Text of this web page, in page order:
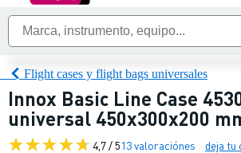
Flight cases y flight bags universales
Innox Basic Line Case
universal 450x300x200
4,7 / 513 valoraciónes deja tu